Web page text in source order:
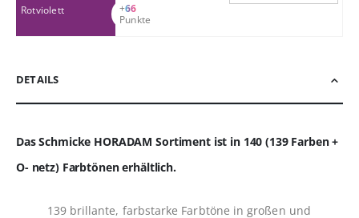
Rotviolett
+66
Punkte
DETAILS
Das Schmicke HORADAM Sortiment ist in 140 (139 Farben +
O- netz) Farbtönen erhältlich.
139 brillante, farbstarke Farbtöne in großen und